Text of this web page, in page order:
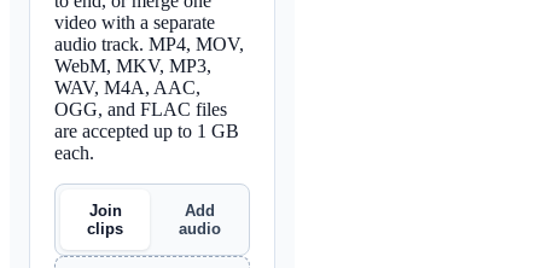
video with a separate
audio track. MP4, MOV,
WebM, MKV, MP3,
WAV, M4A, AAC,
OGG, and FLAC files
are accepted up to 1 GB
each.
Join
clips
Add
audio